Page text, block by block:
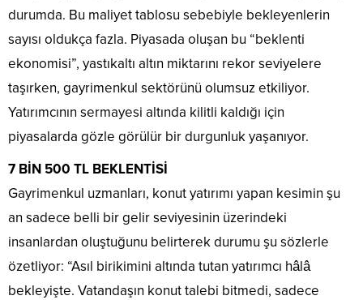
durumda. Bu maliyet tablosu sebebiyle bekleyenlerin
sayısı oldukça fazla. Piyasada oluşan bu “beklenti
ekonomisi”, yastıkaltı altın miktarını rekor seviyelere
taşırken, gayrimenkul sektörünü olumsuz etkiliyor.
Yatırımcının sermayesi altında kilitli kaldığı için
piyasalarda gözle görülür bir durgunluk yaşanıyor.
7 BİN 500 TL BEKLENTİSİ
Gayrimenkul uzmanları, konut yatırımı yapan kesimin şu
an sadece belli bir gelir seviyesinin üzerindeki
insanlardan oluştuğunu belirterek durumu şu sözlerle
özetliyor: “Asıl birikimini altında tutan yatırımcı hâlâ
bekleyişte. Vatandaşın konut talebi bitmedi, sadece